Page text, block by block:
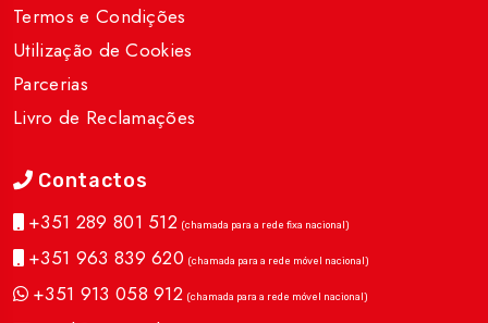
Termos e Condições
Utilização de Cookies
Parcerias
Livro de Reclamações
Contactos
+351 289 801 512 (chamada para a rede fixa nacional)
+351 963 839 620 (chamada para a rede móvel nacional)
+351 913 058 912 (chamada para a rede móvel nacional)